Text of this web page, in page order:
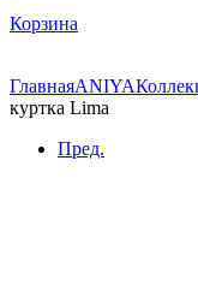
Корзина
ГлавнаяANIYA
куртка Lima
Пред.